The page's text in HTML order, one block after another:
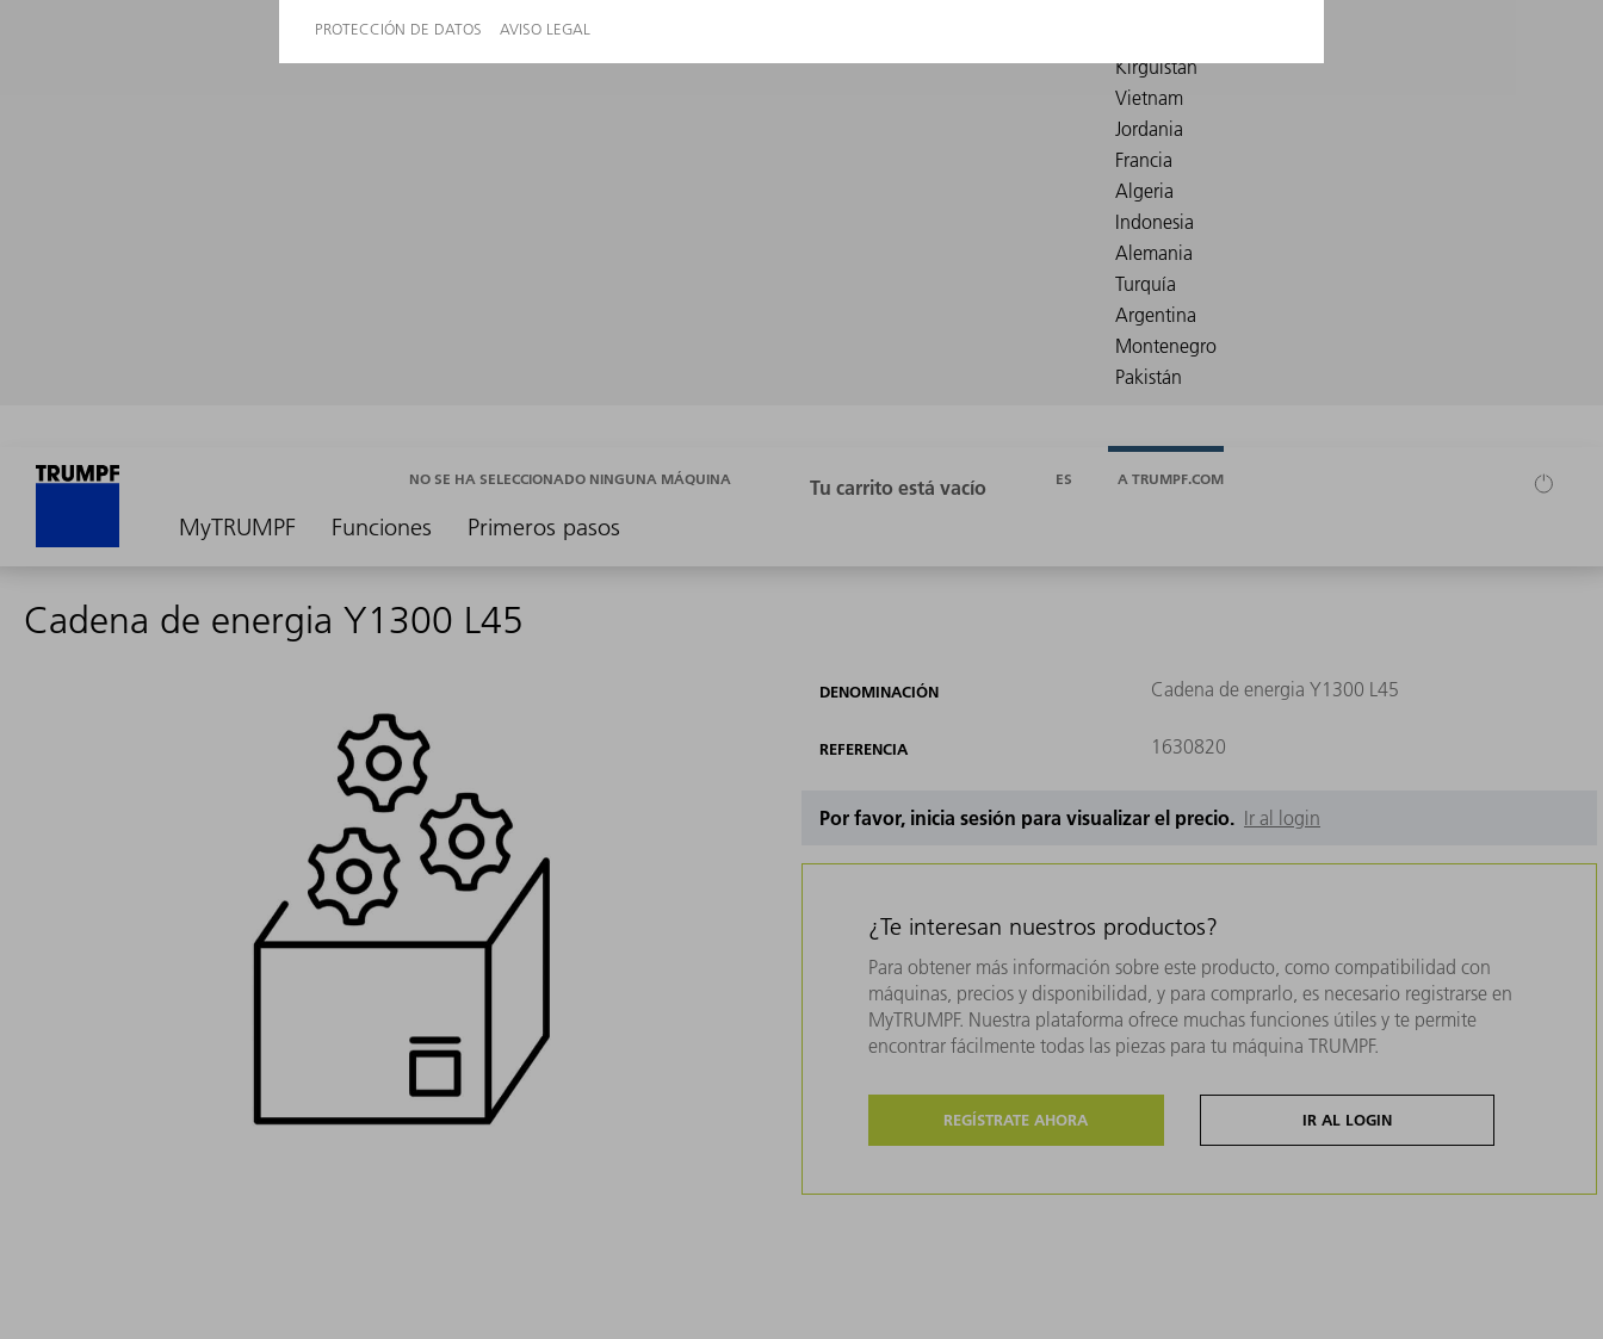
MyTRUMPF Funciones Primeros pasos
NO SE HA SELECCIONADO NINGUNA MÁQUINA ES A TRUMPF.COM
Cadena de energia Y1300 L45
DENOMINACIÓN Cadena de energia Y1300 L45
REFERENCIA 1630820
Por favor, inicia sesión para visualizar el precio. Ir al login
¿Te interesan nuestros productos?
Para obtener más información sobre este producto, como compatibilidad con
máquinas, precios y disponibilidad, y para comprarlo, es necesario registrarse en
MyTRUMPF. Nuestra plataforma ofrece muchas funciones útiles y te permite
encontrar fácilmente todas las piezas para tu máquina TRUMPF.
REGÍSTRATE AHORA IR AL LOGIN